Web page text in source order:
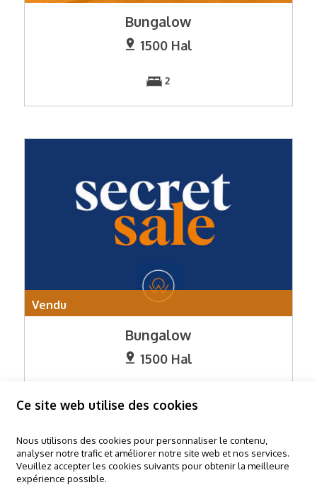
Bungalow
1500 Hal
2
Vendu
Bungalow
1500 Hal
Ce site web utilise des cookies
Nous utilisons des cookies pour personnaliser le contenu,
analyser notre trafic et améliorer notre site web et nos services.
Veuillez accepter les cookies suivants pour obtenir la meilleure
expérience possible.